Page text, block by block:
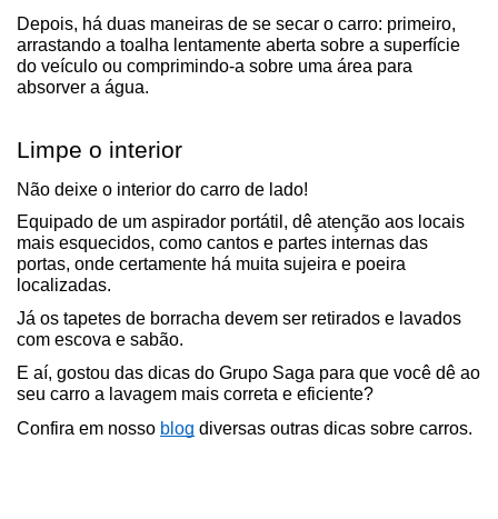
Depois, há duas maneiras de se secar o carro: primeiro,
arrastando a toalha lentamente aberta sobre a superfície
do veículo ou comprimindo-a sobre uma área para
absorver a água.
Limpe o interior
Não deixe o interior do carro de lado!
Equipado de um aspirador portátil, dê atenção aos locais
mais esquecidos, como cantos e partes internas das
portas, onde certamente há muita sujeira e poeira
localizadas.
Já os tapetes de borracha devem ser retirados e lavados
com escova e sabão.
E aí, gostou das dicas do Grupo Saga para que você dê ao
seu carro a lavagem mais correta e eficiente?
Confira em nosso blog diversas outras dicas sobre carros.